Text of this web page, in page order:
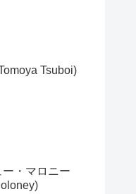
Tsuboi)
・マロニー